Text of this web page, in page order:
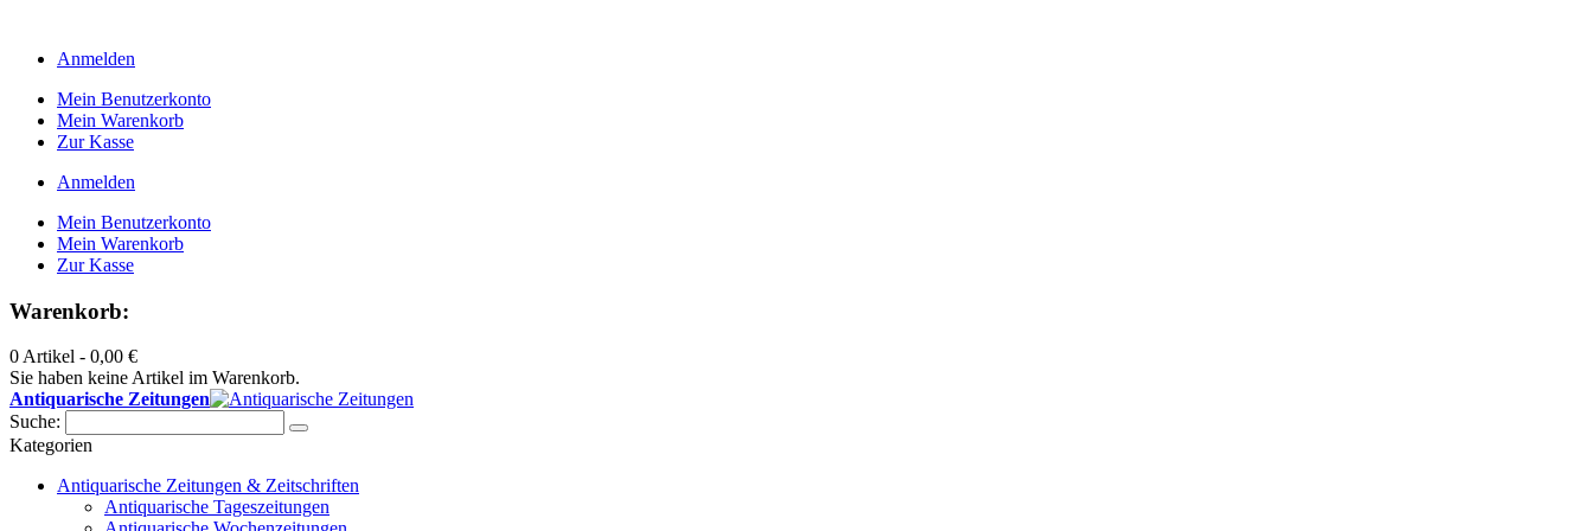
Anmelden
Mein Benutzerkonto
Mein Warenkorb
Zur Kasse
Anmelden
Mein Benutzerkonto
Mein Warenkorb
Zur Kasse
Warenkorb:
0 Artikel - 0,00 €
Sie haben keine Artikel im Warenkorb.
Antiquarische Zeitungen
Suche:
Kategorien
Antiquarische Zeitungen & Zeitschriften
Antiquarische Tageszeitungen